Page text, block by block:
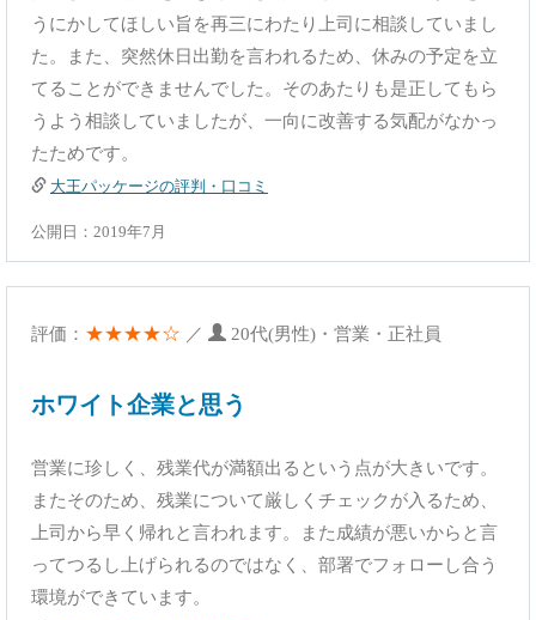
うにかしてほしい旨を再三にわたり上司に相談していまし
た。また、突然休日出勤を言われるため、休みの予定を立
てることができませんでした。そのあたりも是正してもら
うよう相談していましたが、一向に改善する気配がなかっ
たためです。
大王パッケージの評判・口コミ
公開日：2019年7月
評価： ★★★★☆ ／ 20代(男性)・営業・正社員
ホワイト企業と思う
営業に珍しく、残業代が満額出るという点が大きいです。
またそのため、残業について厳しくチェックが入るため、
上司から早く帰れと言われます。また成績が悪いからと言
ってつるし上げられるのではなく、部署でフォローし合う
環境ができています。